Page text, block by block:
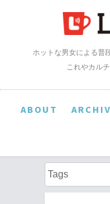
ホットな男女による普
これやカル
ABOUT